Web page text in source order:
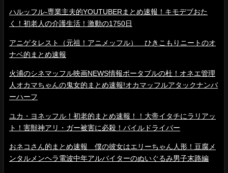
ハルッフル-専業主夫的YOUTUBERまとめ速報！キモデブおた
く！初老人の介護生活！激動の1750日
アニゲタレスト（元祖！アニメッフル） ひきこもりニートのオ
ナベ的まとめ速報
火浦のシネマッフル映画NEWS情報ポータブルの杜！オネエ管理
人オカマちゃんの鬼女的まとめ速報!オカマッフルアタックナンバ
ーハーフ
ユカ・ヨネッフル！初老的まとめ速報！！大帝イタチにラリアッ
ト！害獣神アリ・ガー被害に必殺！パイルドライバー
おネコさん的まとめ速報 僕の彼女はエリーちゃん人形！豆腐メ
ンタルメンヘラ電波中年アルバイターのぬいぐるみ男子末路編